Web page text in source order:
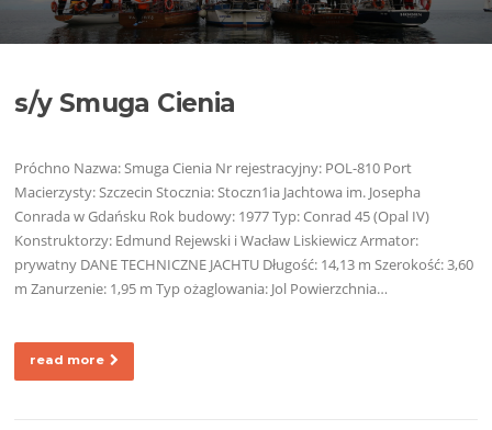
s/y Smuga Cienia
Próchno Nazwa: Smuga Cienia Nr rejestracyjny: POL-810 Port
Macierzysty: Szczecin Stocznia: Stoczn1ia Jachtowa im. Josepha
Conrada w Gdańsku Rok budowy: 1977 Typ: Conrad 45 (Opal IV)
Konstruktorzy: Edmund Rejewski i Wacław Liskiewicz Armator:
prywatny DANE TECHNICZNE JACHTU Długość: 14,13 m Szerokość: 3,60
m Zanurzenie: 1,95 m Typ ożaglowania: Jol Powierzchnia…
read more